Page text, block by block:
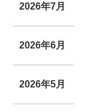
2026年7月
2026年6月
2026年5月